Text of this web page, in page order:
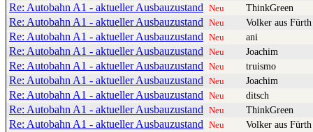
Re: Autobahn A1 - aktueller Ausbauzustand Neu ThinkGreen
Re: Autobahn A1 - aktueller Ausbauzustand Neu Volker aus Fürth
Re: Autobahn A1 - aktueller Ausbauzustand Neu ani
Re: Autobahn A1 - aktueller Ausbauzustand Neu Joachim
Re: Autobahn A1 - aktueller Ausbauzustand Neu truismo
Re: Autobahn A1 - aktueller Ausbauzustand Neu Joachim
Re: Autobahn A1 - aktueller Ausbauzustand Neu ditsch
Re: Autobahn A1 - aktueller Ausbauzustand Neu ThinkGreen
Re: Autobahn A1 - aktueller Ausbauzustand Neu Volker aus Fürth